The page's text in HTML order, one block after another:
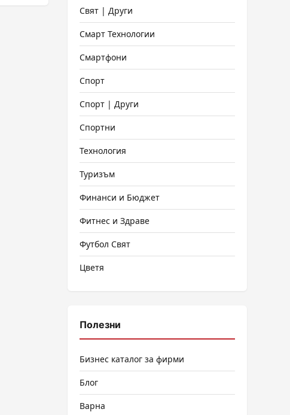
Свят | Други
Смарт Технологии
Смартфони
Спорт
Спорт | Други
Спортни
Технология
Туризъм
Финанси и Бюджет
Фитнес и Здраве
Футбол Свят
Цветя
Полезни
Бизнес каталог за фирми
Блог
Варна